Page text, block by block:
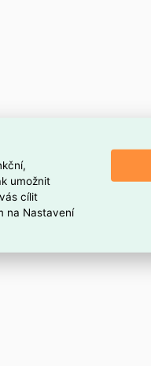
umožnit
cílit
na Nastavení